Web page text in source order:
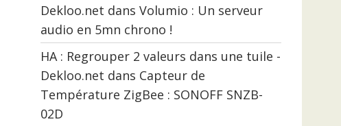
Dekloo.net dans Volumio : Un serveur
audio en 5mn chrono !
HA : Regrouper 2 valeurs dans une tuile -
Dekloo.net dans Capteur de
Température ZigBee : SONOFF SNZB-
02D